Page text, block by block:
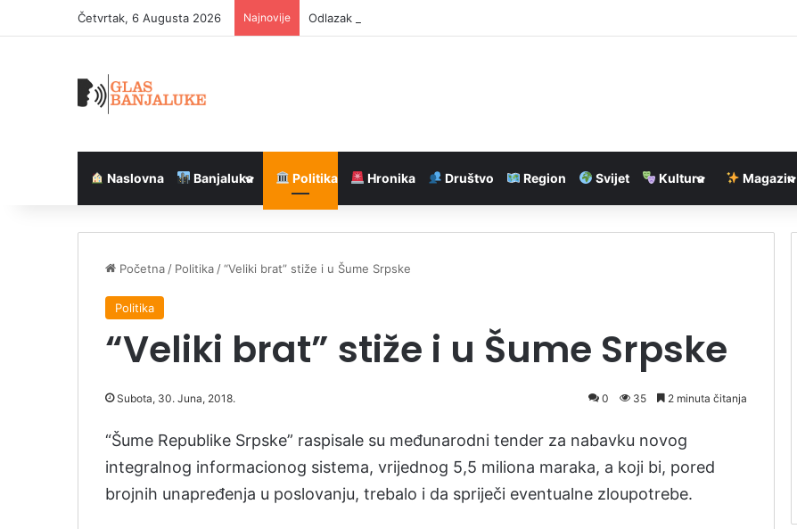
Četvrtak, 6 Augusta 2026 Najnovije Odlazak Šmita istorijska prilika za BiH, navode autori sa Harvarda
Naslovna Banjaluka Politika Hronika Društvo Region Svijet Kultura Magazin
Početna / Politika /“Veliki brat” stiže i u Šume Srpske
Politika
“Veliki brat” stiže i u Šume Srpske
Subota, 30. Juna, 2018. 0 35 2 minuta čitanja
“Šume Republike Srpske” raspisale su međunarodni tender za nabavku novog
integralnog informacionog sistema, vrijednog 5,5 miliona maraka, a koji bi, pored
brojnih unapređenja u poslovanju, trebalo i da spriječi eventualne zloupotrebe.